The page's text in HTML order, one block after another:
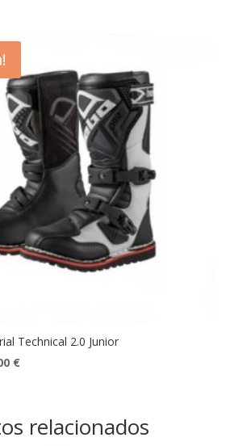
Technical 2.0 Junior
€
relacionados